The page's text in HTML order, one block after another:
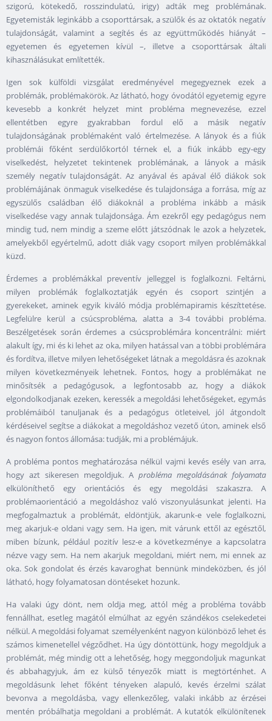
szigorú, kötekedő, rosszindulatú, irigy) adták meg problémának.
Egyetemisták leginkább a csoporttársak, a szülők és az oktatók negatív
tulajdonságát, valamint a segítés és az együttműködés hiányát –
egyetemen és egyetemen kívül –, illetve a csoporttársak általi
kihasználásukat említették.
Igen sok külföldi vizsgálat eredményével megegyeznek ezek a
problémák, problémakörök. Az látható, hogy óvodától egyetemig egyre
kevesebb a konkrét helyzet mint probléma megnevezése, ezzel
ellentétben egyre gyakrabban fordul elő a másik negatív
tulajdonságának problémaként való értelmezése. A lányok és a fiúk
problémái főként serdülőkortól térnek el, a fiúk inkább egy-egy
viselkedést, helyzetet tekintenek problémának, a lányok a másik
személy negatív tulajdonságát. Az anyával és apával élő diákok sok
problémájának önmaguk viselkedése és tulajdonsága a forrása, míg az
egyszülős családban élő diákoknál a probléma inkább a másik
viselkedése vagy annak tulajdonsága. Ám ezekről egy pedagógus nem
mindig tud, nem mindig a szeme előtt játszódnak le azok a helyzetek,
amelyekből egyértelmű, adott diák vagy csoport milyen problémákkal
küzd.
Érdemes a problémákkal preventív jelleggel is foglalkozni. Feltárni,
milyen problémák foglalkoztatják egyén és csoport szintjén a
gyerekeket, aminek egyik kiváló módja problémapiramis készíttetése.
Legfelülre kerül a csúcsprobléma, alatta a 3-4 további probléma.
Beszélgetések során érdemes a csúcsproblémára koncentrálni: miért
alakult így, mi és ki lehet az oka, milyen hatással van a többi problémára
és fordítva, illetve milyen lehetőségeket látnak a megoldásra és azoknak
milyen következményeik lehetnek. Fontos, hogy a problémákat ne
minősítsék a pedagógusok, a legfontosabb az, hogy a diákok
elgondolkodjanak ezeken, keressék a megoldási lehetőségeket, egymás
problémáiból tanuljanak és a pedagógus ötleteivel, jól átgondolt
kérdéseivel segítse a diákokat a megoldáshoz vezető úton, aminek első
és nagyon fontos állomása: tudják, mi a problémájuk.
A probléma pontos meghatározása nélkül vajmi kevés esély van arra,
hogy azt sikeresen megoldjuk. A probléma megoldásának folyamata
elkülöníthető egy orientációs és egy megoldási szakaszra. A
problémaorientáció a megoldáshoz való viszonyulásunkat jelenti. Ha
megfogalmaztuk a problémát, eldöntjük, akarunk-e vele foglalkozni,
meg akarjuk-e oldani vagy sem. Ha igen, mit várunk ettől az egésztől,
miben bízunk, például pozitív lesz-e a következménye a kapcsolatra
nézve vagy sem. Ha nem akarjuk megoldani, miért nem, mi ennek az
oka. Sok gondolat és érzés kavaroghat bennünk mindeközben, és jól
látható, hogy folyamatosan döntéseket hozunk.
Ha valaki úgy dönt, nem oldja meg, attól még a probléma tovább
fennállhat, esetleg magától elmúlhat az egyén szándékos cselekedetei
nélkül. A megoldási folyamat személyenként nagyon különböző lehet és
számos kimenetellel végződhet. Ha úgy döntöttünk, hogy megoldjuk a
problémát, még mindig ott a lehetőség, hogy meggondoljuk magunkat
és abbahagyjuk, ám ez külső tényezők miatt is megtörténhet. A
megoldásunk lehet főként tényeken alapuló, kevés érzelmi szálat
bevonva a megoldásba, vagy ellenkezőleg, valaki inkább az érzései
mentén próbálhatja megoldani a problémát. A kutatók elkülönítenek